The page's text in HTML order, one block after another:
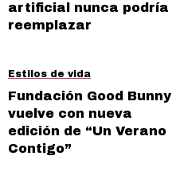
artificial nunca podría
reemplazar
Estilos de vida
Fundación Good Bunny
vuelve con nueva
edición de “Un Verano
Contigo”